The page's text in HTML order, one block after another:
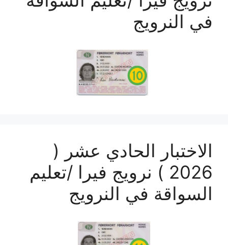
في النرويج
الاختبار الحادي عشر (
2026 ) نرويج فيرا /تعليم
السواقة في النرويج